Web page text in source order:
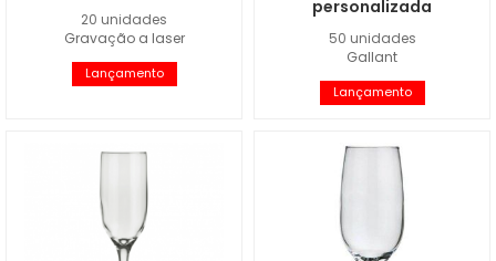
20 unidades
Gravação a laser
Lançamento
50 unidades
Gallant
personalizada
Lançamento